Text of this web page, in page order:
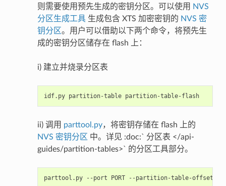
则需要使用预先生成的密钥分区。可以使用 NVS
分区生成工具生成包含 XTS 加密密钥的 NVS 密
钥分区。用户可以借助以下两个命令，将预先生
成的密钥分区储存在 flash 上：
i) 建立并烧录分区表
idf.py partition-table partition-table-flash
ii) 调用 parttool.py，将密钥存储在 flash 上的
NVS 密钥分区 中。详见 :doc:` 分区表 </api-
guides/partition-tables>` 的分区工具部分。